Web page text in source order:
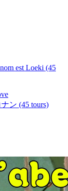
est Loeki (45
ン (45 tours)